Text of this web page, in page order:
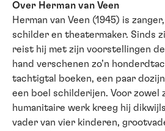
Over Herman van Veen
Herman van Veen (1945) is
schilder en theatermaker. Sinds
reist hij met zijn voorstellingen
hand verschenen zo’n
tachtigtal boeken, een paar
een boel schilderijen. Voor zowel
humanitaire werk kreeg hij
vader van vier kinderen,